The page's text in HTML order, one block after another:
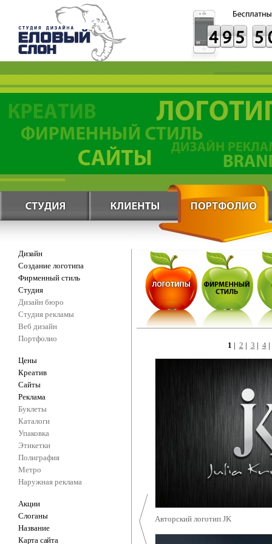
Дизайн
Создание логотипа
Фирменный стиль
Студия
Дизайн бюро
Студия рекламы
Веб дизайн
Портфолио
Цены
Креатив
Сайты
Реклама
Буклеты
Каталоги
Упаковка
Этикетки
Полиграфия
Метро
Наружная реклама
Акции
Слоганы
Название
Карта сайта
1 | 2 | 3 | 4
Авторский логотип JK